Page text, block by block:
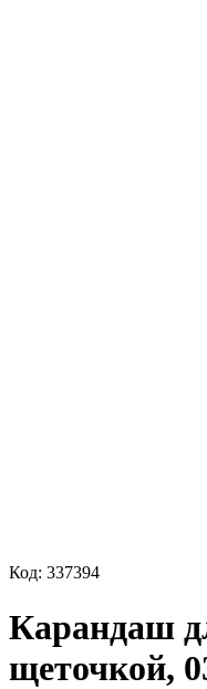
Код: 337394
Карандаш
щеточкой,